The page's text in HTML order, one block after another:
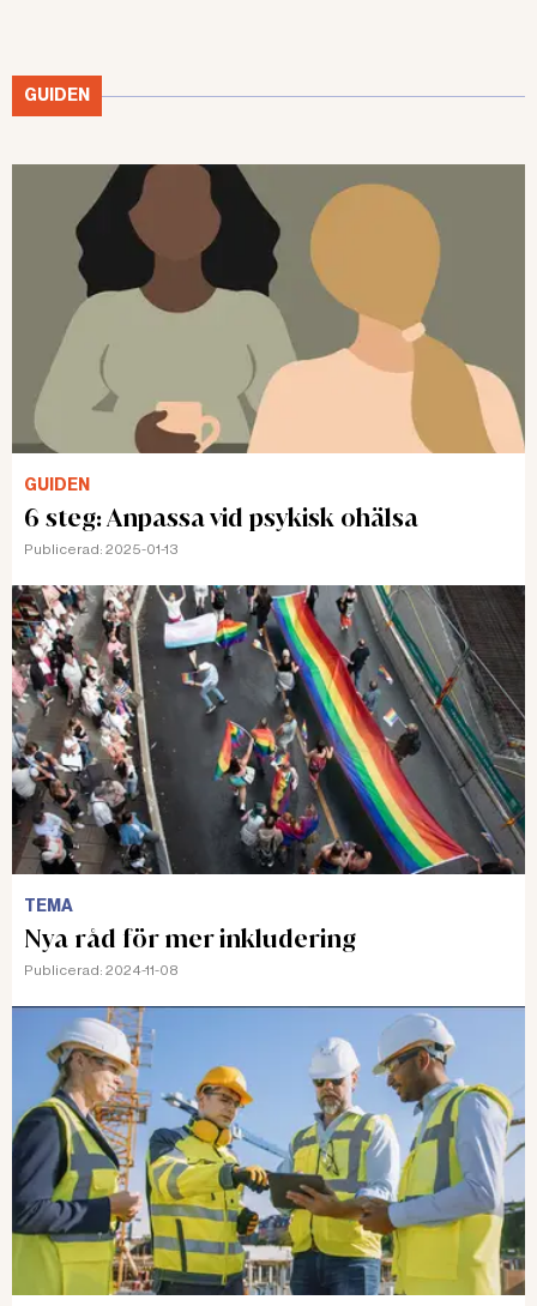
GUIDEN
GUIDEN
6 steg: Anpassa vid psykisk ohälsa
Publicerad: 2025-01-13
TEMA
Nya råd för mer inkludering
Publicerad: 2024-11-08